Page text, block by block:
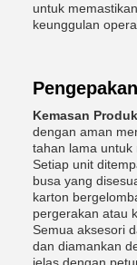
untuk
keunggulan
Kemasan
dengan aman
tahan lama untuk
Setiap unit
busa yang
karton
pergerakan atau
Semua aksesori
dan diamankan